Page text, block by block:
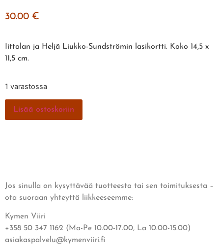
30.00 €
Iittalan ja Heljä Liukko-Sundströmin lasikortti. Koko 14,5 x
11,5 cm.
1 varastossa
Lisää ostoskoriin
Jos sinulla on kysyttävää tuotteesta tai sen toimituksesta –
ota suoraan yhteyttä liikkeeseemme:
Kymen Viiri
+358 50 347 1162 (Ma-Pe 10.00-17.00, La 10.00-15.00)
asiakaspalvelu@kymenviiri.fi